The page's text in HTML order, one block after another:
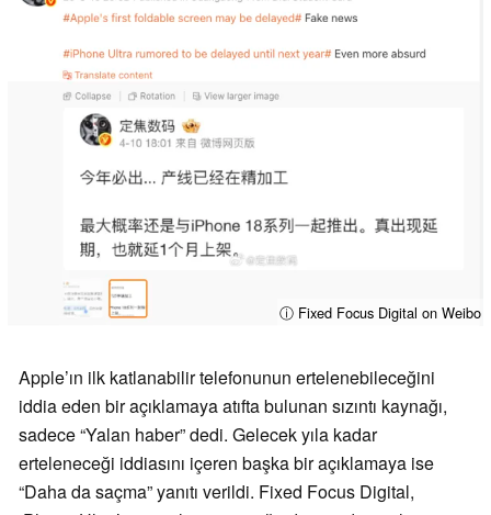
ⓘ Fixed Focus Digital on Weibo
Apple’ın ilk katlanabilir telefonunun ertelenebileceğini
iddia eden bir açıklamaya atıfta bulunan sızıntı kaynağı,
sadece “Yalan haber” dedi. Gelecek yıla kadar
erteleneceği iddiasını içeren başka bir açıklamaya ise
“Daha da saçma” yanıtı verildi. Fixed Focus Digital,